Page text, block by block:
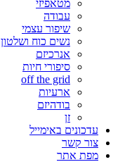
מטאפיזי
עבודה
שיפור עצמי
נשים כוח ושלטון
אנרכיזם
סיפורי חיות
off the grid
ארעיות
בודהיזם
זן
עדכונים באימייל
צור קשר
מפת אתר